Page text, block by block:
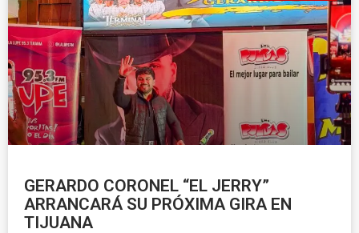
GERARDO CORONEL “EL JERRY”
ARRANCARÁ SU PRÓXIMA GIRA EN
TIJUANA